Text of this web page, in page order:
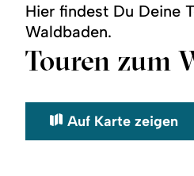
Hier findest Du Deine
Waldbaden.
Touren zum
Auf Karte zeigen